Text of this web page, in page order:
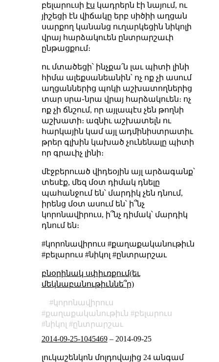
բելարուսի էս կադրերն էի նայում, ու
յիշեցի էն վիճակը երբ սիծիի աղցան
սարքող կանանց ուղարկեցին նիկոլի
վրայ հարձակուեն ընտրարշաւի
ընթացքում։
ու մտածեցի՝ ինչքա՛ն լաւ պիտի լինի
հիմա ալեքսանեանին՝ ոչ ոք չի ասում
աղցաններից պոկի աշխատողներից
տար սրա֊նրա վրայ հարձակուեն։ ոչ
ոք չի ճնշում, որ այլապէս չեն թողնի
աշխատի։ ազնիւ աշխատելն ու
հարկային կամ այլ ադմինիստրատիւ
թրեր գլխին կախած չունենալը պիտի
որ գրաւիչ լինի։
մէջբերուած վիդեօյին այլ արձագանք՝
տեսէք, մեզ մօտ դիմակ դնելը
պահանջում են՝ մարդիկ չեն դնում,
իրենց մօտ ասում են՝ ի՞նչ
կորոնավիրուս, ի՞նչ դիմակ՝ մարդիկ
դնում են։
#կորոնավիրուս #քաղաքականութիւն
#բելարուս #նիկոլ #ընտրարշաւ
բնօրինակ սփիւռքում(եւ
մեկնաբանութիւննե՞ր)
կորոնավիրուս
քաղաքականութիւն
բելարուս
նիկոլ
ընտրարշաւ
2014-09-25-1045469– 2014-09-25
լուկաշենկոն մոլդովայից 24 անգամ